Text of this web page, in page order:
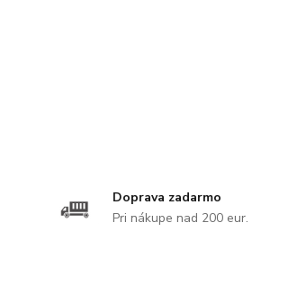
Doprava zadarmo
Pri nákupe nad 200 eur.